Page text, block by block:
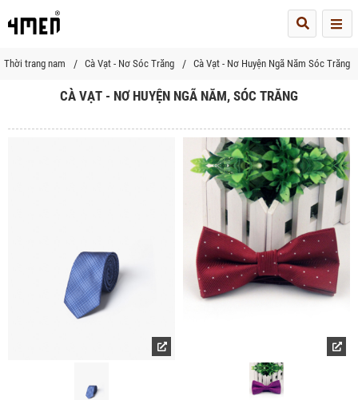
Thời trang nam Cà Vạt - Nơ Sóc Trăng Cà Vạt - Nơ Huyện Ngã Năm Sóc Trăng
CÀ VẠT - NƠ HUYỆN NGÃ NĂM, SÓC TRĂNG